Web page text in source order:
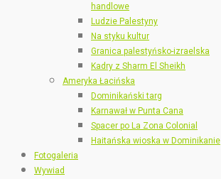
handlowe
Ludzie Palestyny
Na styku kultur
Granica palestyńsko-izraelska
Kadry z Sharm El Sheikh
Ameryka Łacińska
Dominikański targ
Karnawał w Punta Cana
Spacer po La Zona Colonial
Haitańska wioska w Dominikanie
Fotogaleria
Wywiad